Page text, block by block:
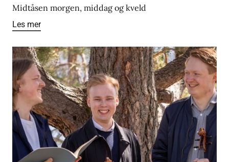
Midtåsen morgen, middag og kveld
Les mer